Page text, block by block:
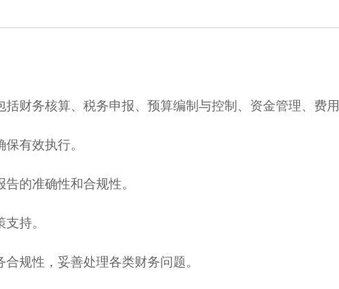
财务核算、税务申报、预算编制与控制、资金管理、费用
有效执行。
的准确性和合规性。
持。
规性，妥善处理各类财务问题。